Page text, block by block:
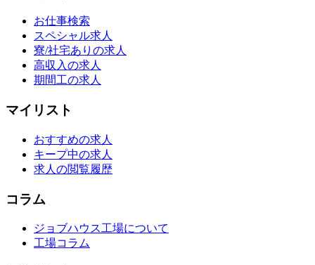
お仕事検索
スペシャル求人
寮/社宅ありの求人
高収入の求人
期間工の求人
マイリスト
おすすめの求人
キープ中の求人
求人の閲覧履歴
コラム
ジョブハウス工場について
工場コラム